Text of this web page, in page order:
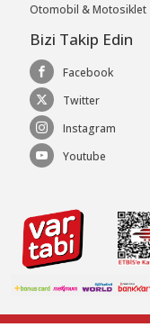
Otomobil & Motosiklet
Bizi Takip Edin
Facebook
Twitter
Instagram
Youtube